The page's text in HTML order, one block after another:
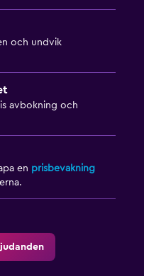
och undvik
avbokning och
en prisbevakning